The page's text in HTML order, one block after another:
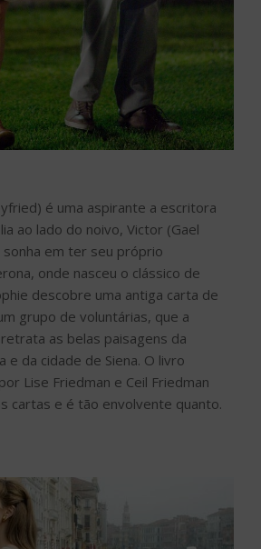
é uma aspirante a escritora
ao lado do noivo, Victor (Gael
sonha em ter seu próprio
onde nasceu o clássico de
descobre uma antiga carta de
grupo de voluntárias, que a
as belas paisagens da
e da cidade de Siena. O livro
Lise Friedman e Ceil Friedman
cartas e é tão envolvente quanto.